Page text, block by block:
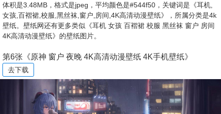
体积是3.48MB，格式是jpeg，平均颜色是#544f50，关键词是《耳机,
女孩,百褶裙,校服,黑丝袜,窗户,房间,4K高清动漫壁纸》，所属分类是4k
壁纸。壁纸网还有更多类似《耳机 女孩 百褶裙 校服 黑丝袜 窗户 房间
4K高清动漫壁纸》的壁纸图片。
第6张《原神 窗户 夜晚 4K高清动漫壁纸 4K手机壁纸》
去下载